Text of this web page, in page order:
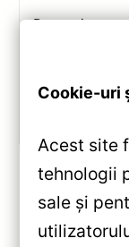
Recenzie
«
Cookie-uri
Acest site
tehnologii
sale și